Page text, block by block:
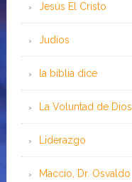
Jesús El Cristo
Judíos
la biblia dice
La Voluntad de Dios
Liderazgo
Maccio, Dr. Osvaldo